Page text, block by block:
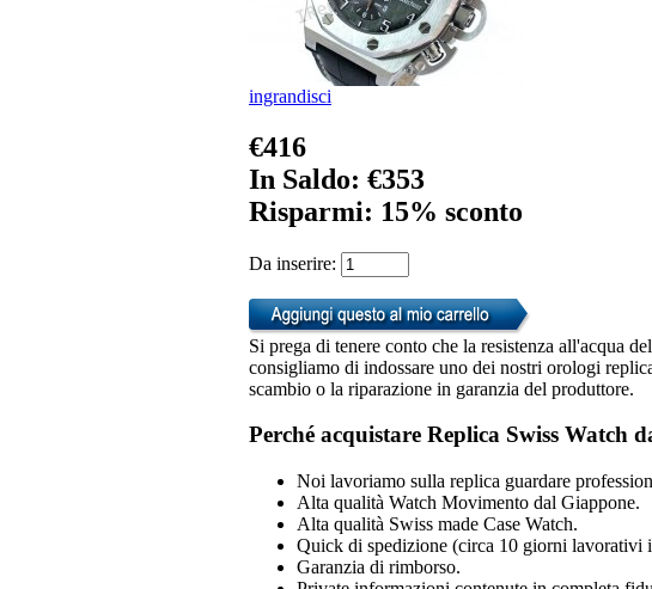
ingrandisci
€416
In Saldo: €353
Risparmi: 15% sconto
Da inserire:
Si prega di tenere conto che la resistenza all'acqua
consigliamo di indossare uno dei nostri orologi
scambio o la riparazione in garanzia del produttore.
Perché acquistare Replica Swiss Watch
Noi lavoriamo sulla replica guardare
Alta qualità Watch Movimento dal Giappone.
Alta qualità Swiss made Case Watch.
Quick di spedizione (circa 10 giorni lavorativi
Garanzia di rimborso.